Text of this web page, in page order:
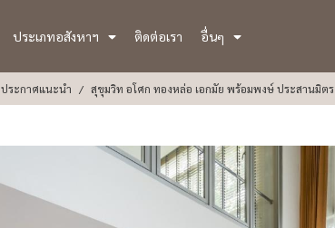
ประเภทอสังหาฯ ติดต่อเรา อื่นๆ
ประกาศแนะนำ สุขุมวิท อโศก ทองหล่อ เอกมัย พร้อมพงษ์ ประสานมิตร